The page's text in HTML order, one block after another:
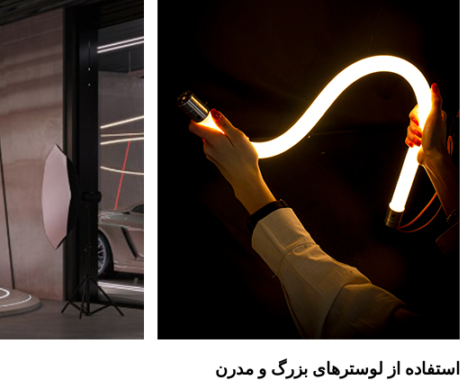
استفاده از لوسترهای بزرگ و مدرن